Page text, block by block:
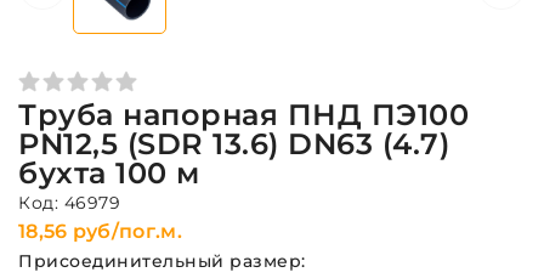
Труба напорная ПНД ПЭ100
PN12,5 (SDR 13.6) DN63 (4.7)
бухта 100 м
Код: 46979
18,56 руб/пог.м.
Присоединительный размер: